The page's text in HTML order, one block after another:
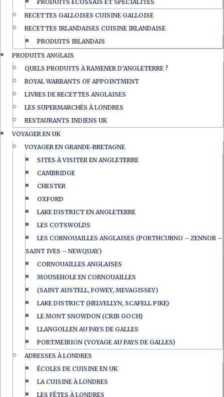
PRODUITS ÉCOSSAIS ET SPÉCIALITÉS
RECETTES GALLOISES CUISINE GALLOISE
RECETTES IRLANDAISES CUISINE IRLANDAISE
PRODUITS IRLANDAIS
PRODUITS ANGLAIS
QUELS PRODUITS À RAMENER D’ANGLETERRE ?
ROYAL WARRANTS OF APPOINTMENT
LIVRES DE RECETTES ANGLAISES
LES SUPERMARCHÉS À LONDRES
RESTAURANTS INDIENS UK
VOYAGER EN UK
VOYAGER EN GRANDE-BRETAGNE
SITES À VISITER EN ANGLETERRE
CAMBRIDGE
CHESTER
OXFORD
LAKE DISTRICT EN ANGLETERRE
LES COTSWOLDS
LES CORNOUAILLES ANGLAISES (PORTHCURNO – ZENNOR –
SAINT IVES – NEWQUAY)
CORNOUAILLES ANGLAISES
MOUSEHOLE EN CORNOUAILLES
(SAINT AUSTELL, FOWEY, MEVAGISSEY)
LAKE DISTRICT (HELVELLYN, SCAFELL PIKE)
LE MONT SNOWDON (CRIB GOCH)
LLANGOLLEN AU PAYS DE GALLES
PORTMEIRION (VOYAGE AU PAYS DE GALLES)
ADRESSES À LONDRES
ÉCOLES DE CUISINE EN UK
LA CUISINE À LONDRES
LES FÊTES À LONDRES